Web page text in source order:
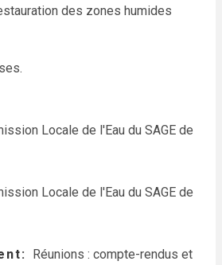
des zones humides
Locale de l'Eau du SAGE de
Locale de l'Eau du SAGE de
Réunions : compte-rendus et